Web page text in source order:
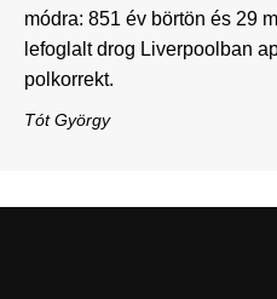
módra: 851 év börtön és 29
lefoglalt drog Liverpoolban
polkorrekt.
Tót György